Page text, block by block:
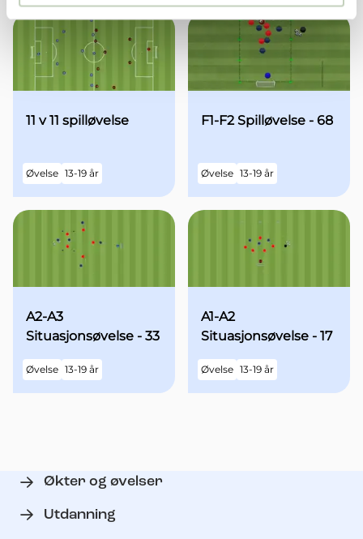
11 v 11 spilløvelse
Øvelse 13-19 år
F1-F2 Spilløvelse - 68
Øvelse 13-19 år
A2-A3
Situasjonsøvelse - 33
Øvelse 13-19 år
A1-A2
Situasjonsøvelse - 17
Øvelse 13-19 år
Økter og øvelser
Utdanning